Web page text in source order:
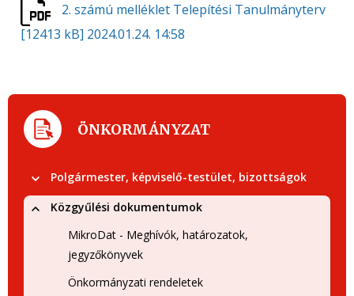
2. számú melléklet Telepítési Tanulmányterv
[12413 kB] 2024.01.24. 14:58
ÖNKORMÁNYZAT
Polgármester, képviselő-testület, bizottságok
Közgyűlési dokumentumok
MikroDat - Meghívók, határozatok,
jegyzőkönyvek
Önkormányzati rendeletek